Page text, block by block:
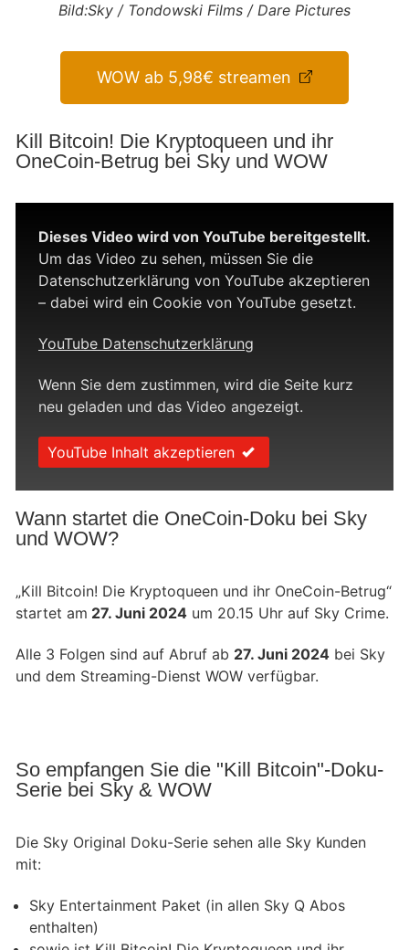
Bild:Sky / Tondowski Films / Dare Pictures
WOW ab 5,98€ streamen
Kill Bitcoin! Die Kryptoqueen und ihr
OneCoin-Betrug bei Sky und WOW
Dieses Video wird von YouTube bereitgestellt.
Um das Video zu sehen, müssen Sie die
Datenschutzerklärung von YouTube akzeptieren
– dabei wird ein Cookie von YouTube gesetzt.
YouTube Datenschutzerklärung
Wenn Sie dem zustimmen, wird die Seite kurz
neu geladen und das Video angezeigt.
YouTube Inhalt akzeptieren
Wann startet die OneCoin-Doku bei Sky
und WOW?
„Kill Bitcoin! Die Kryptoqueen und ihr OneCoin-Betrug“
startet am 27. Juni 2024 um 20.15 Uhr auf Sky Crime.
Alle 3 Folgen sind auf Abruf ab 27. Juni 2024 bei Sky
und dem Streaming-Dienst WOW verfügbar.
So empfangen Sie die "Kill Bitcoin"-Doku-
Serie bei Sky & WOW
Die Sky Original Doku-Serie sehen alle Sky Kunden
mit:
Sky Entertainment Paket (in allen Sky Q Abos
enthalten)